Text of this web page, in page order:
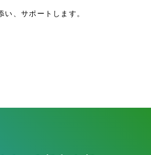
い、サポートします。